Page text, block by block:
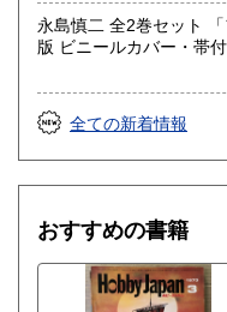
永島慎二 全2巻セット
版 ビニールカバー・帯
全ての新着情報
おすすめの書籍